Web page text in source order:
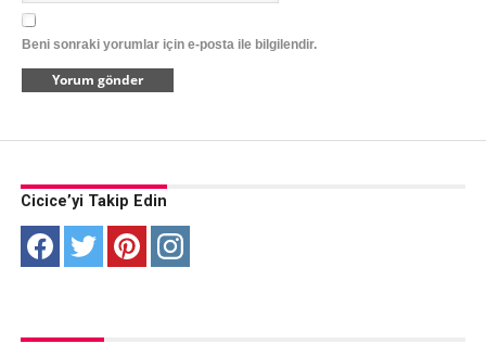
Beni sonraki yorumlar için e-posta ile bilgilendir.
Cicice’yi Takip Edin